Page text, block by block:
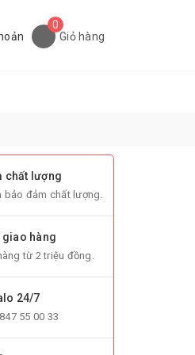
0
Giỏ hàng
chất lượng
bảo đảm chất lượng.
giao hàng
từ 2 triệu đồng.
24/7
55 00 33